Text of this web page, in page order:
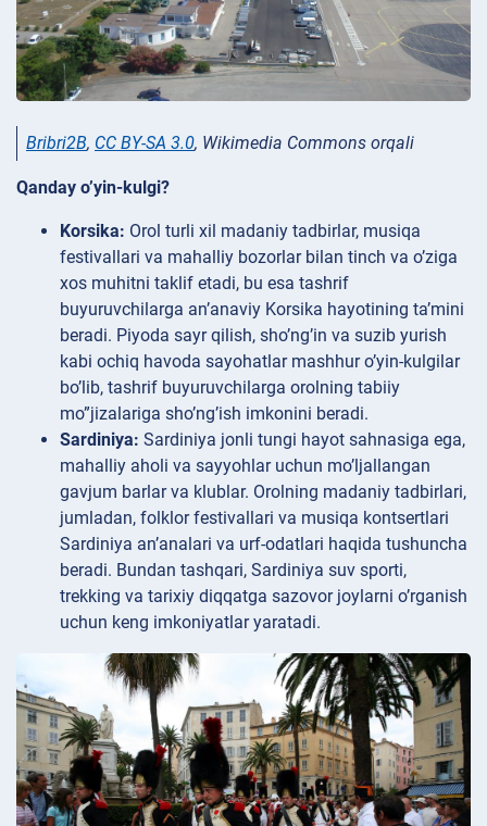
Bribri2B, CC BY-SA 3.0, Wikimedia Commons orqali
Qanday o’yin-kulgi?
Korsika: Orol turli xil madaniy tadbirlar, musiqa
festivallari va mahalliy bozorlar bilan tinch va o’ziga
xos muhitni taklif etadi, bu esa tashrif
buyuruvchilarga an’anaviy Korsika hayotining ta’mini
beradi. Piyoda sayr qilish, sho’ng’in va suzib yurish
kabi ochiq havoda sayohatlar mashhur o’yin-kulgilar
bo’lib, tashrif buyuruvchilarga orolning tabiiy
mo”jizalariga sho’ng’ish imkonini beradi.
Sardiniya: Sardiniya jonli tungi hayot sahnasiga ega,
mahalliy aholi va sayyohlar uchun mo’ljallangan
gavjum barlar va klublar. Orolning madaniy tadbirlari,
jumladan, folklor festivallari va musiqa kontsertlari
Sardiniya an’analari va urf-odatlari haqida tushuncha
beradi. Bundan tashqari, Sardiniya suv sporti,
trekking va tarixiy diqqatga sazovor joylarni o’rganish
uchun keng imkoniyatlar yaratadi.